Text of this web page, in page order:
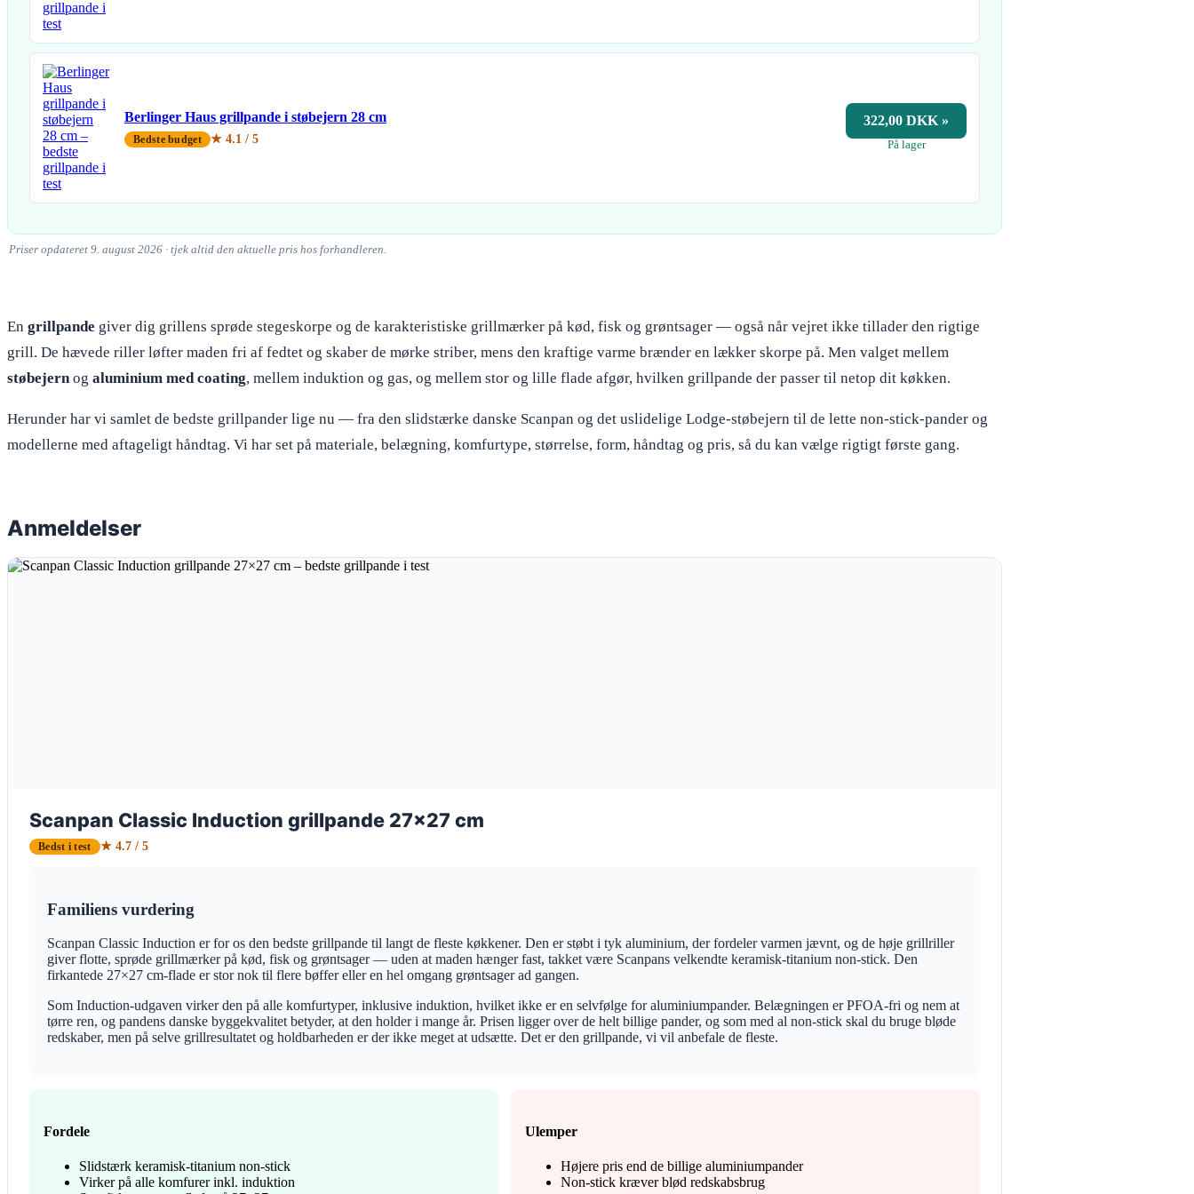
Berlinger Haus grillpande i støbejern 28 cm
Bedste budget ★ 4.1 / 5
322,00 DKK »
På lager
Priser opdateret 9. august 2026 · tjek altid den aktuelle pris hos forhandleren.
En grillpande giver dig grillens sprøde stegeskorpe og de karakteristiske grillmærker på kød, fisk og grøntsager — også når vejret ikke tillader den rigtige
grill. De hævede riller løfter maden fri af fedtet og skaber de mørke striber, mens den kraftige varme brænder en lækker skorpe på. Men valget mellem
støbejernog aluminium med coating, mellem induktion og gas, og mellem stor og lille flade afgør, hvilken grillpande der passer til netop dit køkken.
Herunder har vi samlet de bedste grillpander lige nu — fra den slidstærke danske Scanpan og det uslidelige Lodge-støbejern til de lette non-stick-pander og
modellerne med aftageligt håndtag. Vi har set på materiale, belægning, komfurtype, størrelse, form, håndtag og pris, så du kan vælge rigtigt første gang.
Anmeldelser
Scanpan Classic Induction grillpande 27×27 cm
Bedst i test ★ 4.7 / 5
Familiens vurdering
Scanpan Classic Induction er for os den bedste grillpande til langt de fleste køkkener. Den er støbt i tyk aluminium, der fordeler varmen jævnt, og de høje grillriller
giver flotte, sprøde grillmærker på kød, fisk og grøntsager — uden at maden hænger fast, takket være Scanpans velkendte keramisk-titanium non-stick. Den
firkantede 27×27 cm-flade er stor nok til flere bøffer eller en hel omgang grøntsager ad gangen.
Som Induction-udgaven virker den på alle komfurtyper, inklusive induktion, hvilket ikke er en selvfølge for aluminiumpander. Belægningen er PFOA-fri og nem at
tørre ren, og pandens danske byggekvalitet betyder, at den holder i mange år. Prisen ligger over de helt billige pander, og som med al non-stick skal du bruge bløde
redskaber, men på selve grillresultatet og holdbarheden er der ikke meget at udsætte. Det er den grillpande, vi vil anbefale de fleste.
Fordele
Slidstærk keramisk-titanium non-stick
Virker på alle komfurer inkl. induktion
Ulemper
Højere pris end de billige aluminiumpander
Non-stick kræver blød redskabsbrug